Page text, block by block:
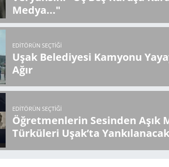
Medya..."
EDITÖRÜN SEÇTIĞI
Uşak Belediyesi Kamyonu
Ağır
EDITÖRÜN SEÇTIĞI
Öğretmenlerin Sesinden Aşık
Türküleri Uşak’ta Yankılanacak